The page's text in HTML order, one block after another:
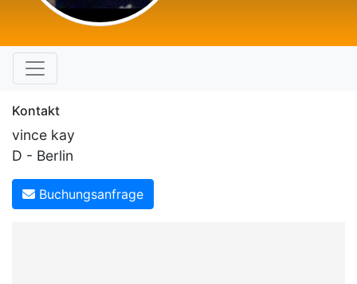
Kontakt
vince kay
D - Berlin
Buchungsanfrage